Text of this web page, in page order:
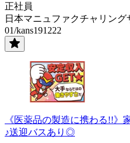
正社員
日本マニュファクチャリン
01/kans191222
《医薬品の製造に携わる!!
♪送迎バスあり◎